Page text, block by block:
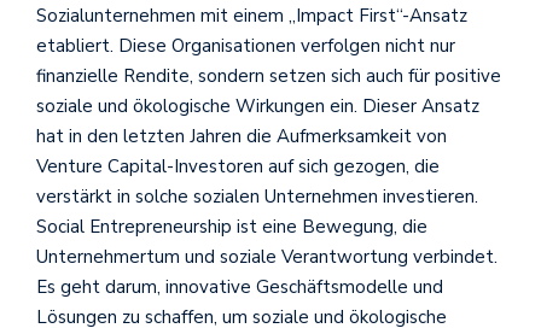
Sozialunternehmen mit einem „Impact First“-Ansatz
etabliert. Diese Organisationen verfolgen nicht nur
finanzielle Rendite, sondern setzen sich auch für positive
soziale und ökologische Wirkungen ein. Dieser Ansatz
hat in den letzten Jahren die Aufmerksamkeit von
Venture Capital-Investoren auf sich gezogen, die
verstärkt in solche sozialen Unternehmen investieren.
Social Entrepreneurship ist eine Bewegung, die
Unternehmertum und soziale Verantwortung verbindet.
Es geht darum, innovative Geschäftsmodelle und
Lösungen zu schaffen, um soziale und ökologische